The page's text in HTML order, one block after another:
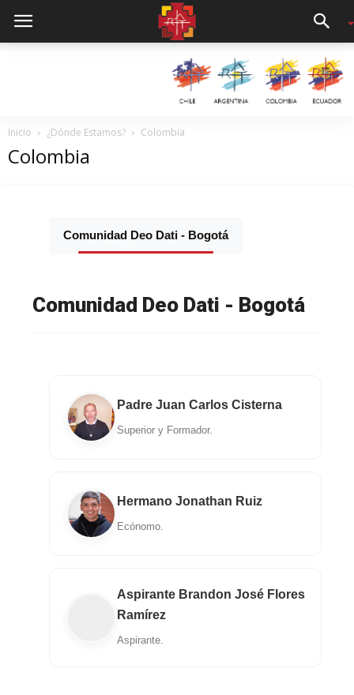
Inicio ¿Dónde Estamos? Colombia
Colombia
Comunidad Deo Dati - Bogotá
Comunidad Deo Dati - Bogotá
Padre Juan Carlos Cisterna
Superior y Formador.
Hermano Jonathan Ruiz
Ecónomo.
Aspirante Brandon José Flores
Ramírez
Aspirante.